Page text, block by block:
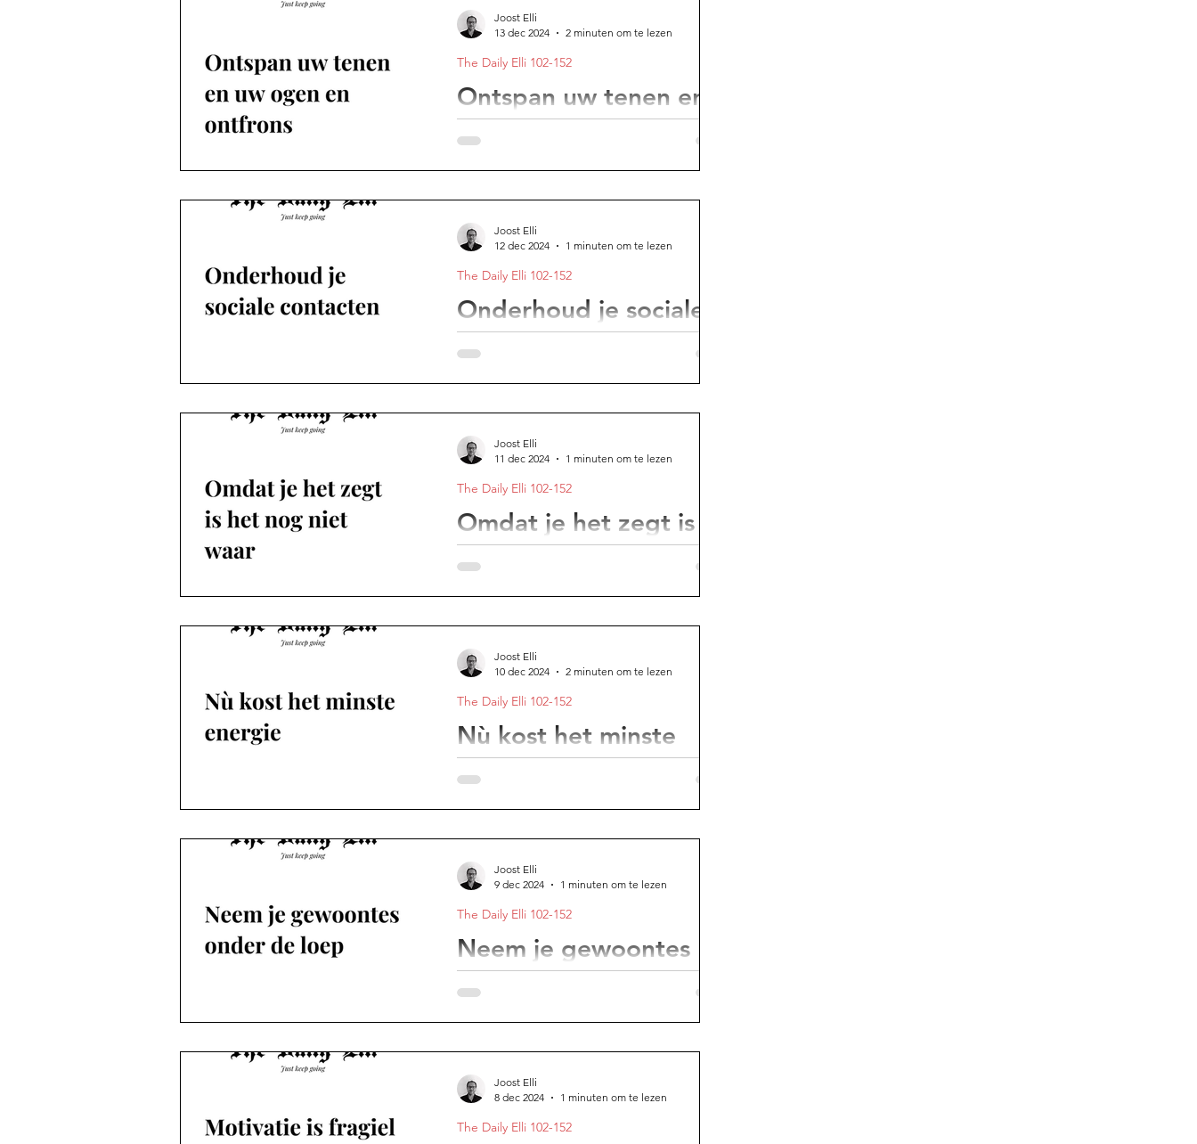
Podcast De blogs
The Daily Elli 351-366
Ontspan uw tenen en
uw ogen en ontfrons
geloven, doe gewoon de test.
The Daily Elli 102-152
Joost Elli
13 dec 2024
2 minuten om te lezen
Onderhoud je sociale
contacten
The Daily Elli 102-152
Joost Elli
12 dec 2024
1 minuten om te lezen
Omdat je het zegt is
het nog niet waar
The Daily Elli 102-152
Joost Elli
11 dec 2024
1 minuten om te lezen
Nù kost het minste
energie
grotere resultaten.
The Daily Elli 102-152
Joost Elli
10 dec 2024
2 minuten om te lezen
Neem je gewoontes
onder de loep
doden?
The Daily Elli 102-152
Joost Elli
9 dec 2024
1 minuten om te lezen
The Daily Elli 102-152
Joost Elli
8 dec 2024
1 minuten om te lezen